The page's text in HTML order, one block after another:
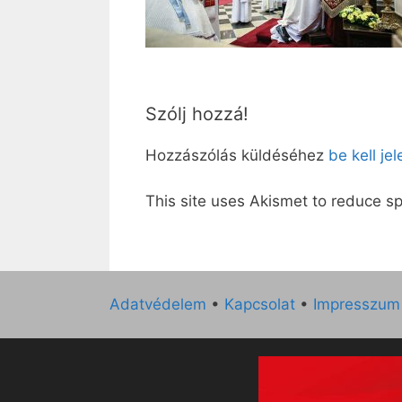
Szólj hozzá!
Hozzászólás küldéséhez be kell
This site uses Akismet to reduce
Adatvédelem • Kapcsolat • Impresszum